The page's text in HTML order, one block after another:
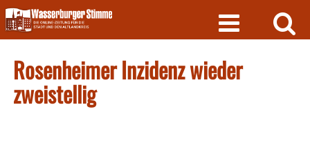
Skip
to
content
Rosenheimer Inzidenz wieder
zweistellig